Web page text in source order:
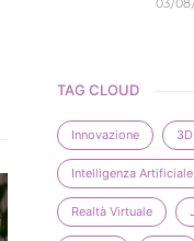
03/
TAG CLOUD
Innovazione 3D
Intelligenza Artificiale
Realtà Virtuale